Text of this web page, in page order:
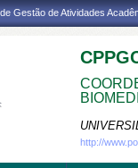
Gestão de Atividades
http://